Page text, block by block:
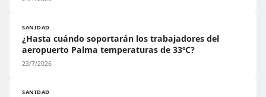
SANIDAD
¿Hasta cuándo soportarán los trabajadores del
aeropuerto Palma temperaturas de 33ºC?
23/7/2026
SANIDAD